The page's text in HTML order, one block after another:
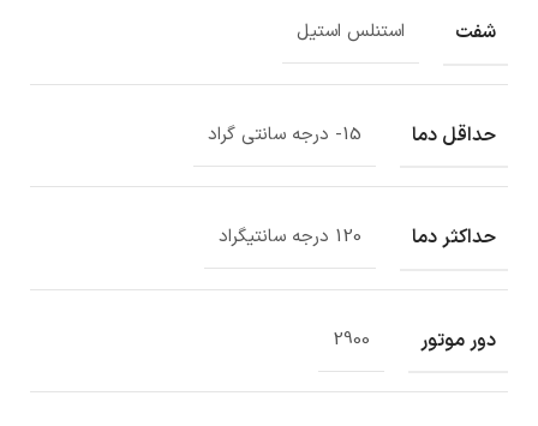
شفت استنلس استیل
حداقل دما 15- درجه سانتی گراد
حداکثر دما 120 درجه سانتیگراد
دور موتور 2900